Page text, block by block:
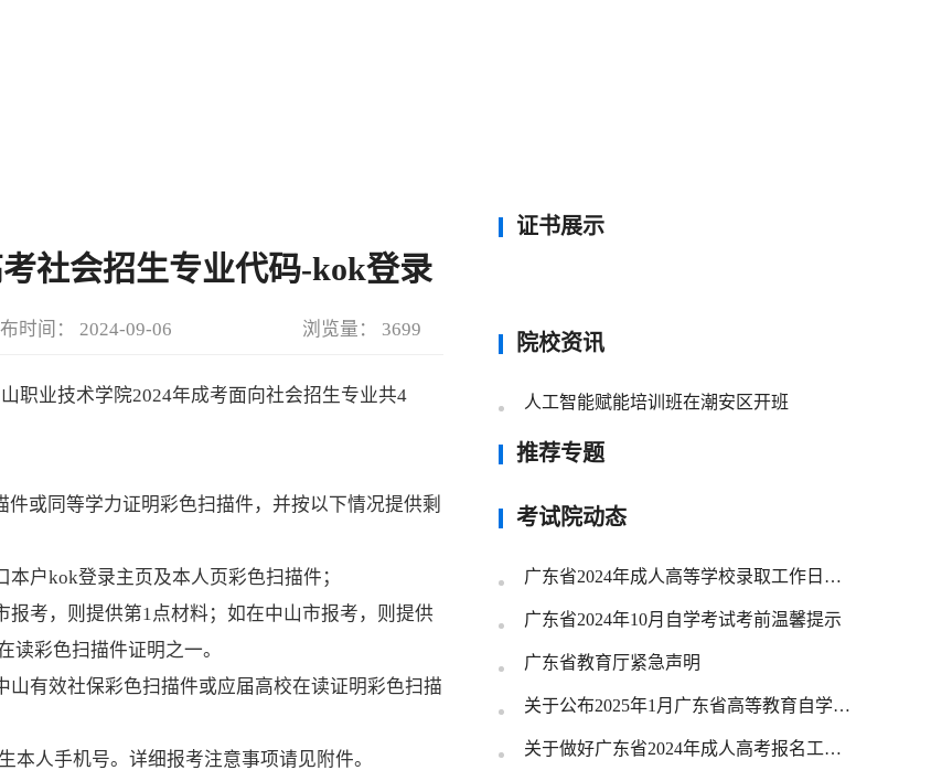
社会招生专业代码-kok登录
时间： 2024-09-06 浏览量： 3699
职业技术学院2024年成考面向社会招生专业共4
或同等学力证明彩色扫描件，并按以下情况提供剩
户kok登录主页及本人页彩色扫描件；
考，则提供第1点材料；如在中山市报考，则提供
读彩色扫描件证明之一。
有效社保彩色扫描件或应届高校在读证明彩色扫描
本人手机号。详细报考注意事项请见附件。
证书展示
院校资讯
人工智能赋能培训班在潮安区开班
推荐专题
考试院动态
广东省2024年成人高等学校录取工作日程表
广东省2024年10月自学考试考前温馨提示
广东省教育厅紧急声明
关于公布2025年1月广东省高等教育自学考试开考课程考试时间安排和使用教材的通知
关于做好广东省2024年成人高考报名工作的通知